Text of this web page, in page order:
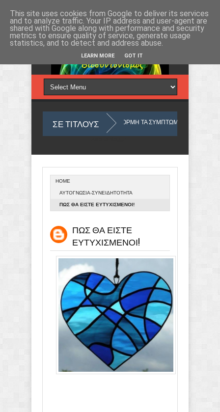
Κυριακή 9, Αυγ 2026
ΣΕ ΤΙΤΛΟΥΣ
ΜΕ ΑΦΟΡΜΗ ΤΑ ΣΥΜΠΤΩΜΑΤΑ
Ο ΥΛΙΚΟΣ ΚΟΣΜΟΣ ΠΟΥ ΖΟΥΜΕ ΑΠΟ ΑΠΟΨΗ ΟΥΣΙΑΣ
HOME
ΑΥΤΟΓΝΩΣΙΑ-ΣΥΝΕΙΔΗΤΟΤΗΤΑ
ΠΩΣ ΘΑ ΕΙΣΤΕ ΕΥΤΥΧΙΣΜΕΝΟΙ!
ΠΩΣ ΘΑ ΕΙΣΤΕ
ΕΥΤΥΧΙΣΜΕΝΟΙ!
This site uses cookies from Google to deliver its services
and to analyze traffic. Your IP address and user-agent are
shared with Google along with performance and security
metrics to ensure quality of service, generate usage
statistics, and to detect and address abuse.
LEARN MORE GOT IT